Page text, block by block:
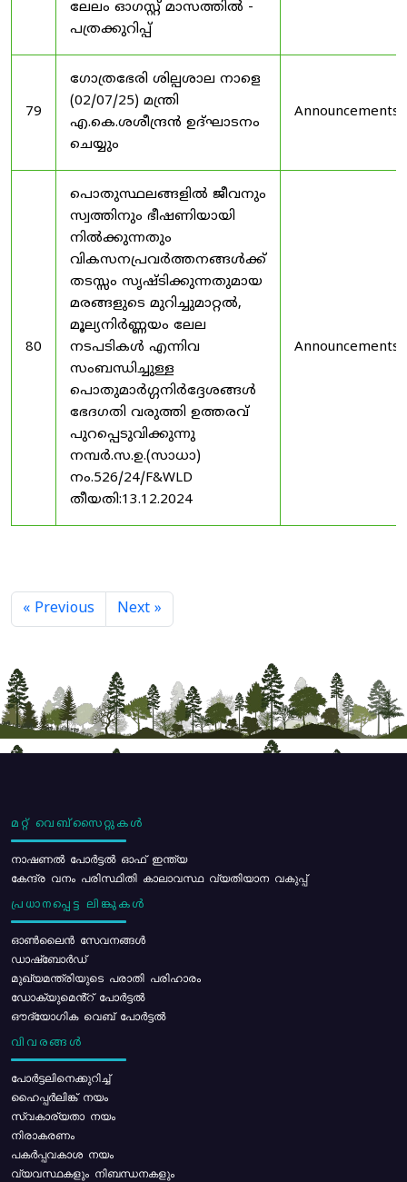
ലേലം ഓഗസ്റ്റ് മാസത്തിൽ -
പത്രക്കുറിപ്പ്
79
ഗോത്രഭേരി ശില്പശാല നാളെ
(02/07/25) മന്ത്രി
എ.കെ.ശശീന്ദ്രൻ ഉദ്‌ഘാടനം
ചെയ്യും
Announcements
80
പൊതുസ്ഥലങ്ങളിൽ ജീവനും
സ്വത്തിനും ഭീഷണിയായി
നിൽക്കുന്നതും
വികസനപ്രവർത്തനങ്ങൾക്ക്
തടസ്സം സൃഷ്ടിക്കുന്നതുമായ
മരങ്ങളുടെ മുറിച്ചുമാറ്റൽ,
മൂല്യനിർണ്ണയം ലേല
നടപടികൾ എന്നിവ
സംബന്ധിച്ചുള്ള
പൊതുമാർഗ്ഗനിർദ്ദേശങ്ങൾ
ഭേദഗതി വരുത്തി ഉത്തരവ്
പുറപ്പെടുവിക്കുന്നു
നമ്പർ.സ.ഉ.(സാധാ)
നം.526/24/F&WLD
തീയതി:13.12.2024
Announcements
« Previous Next »
മറ്റ് വെബ്സൈറ്റുകൾ
നാഷണൽ പോർട്ടൽ ഓഫ് ഇന്ത്യ
കേന്ദ്ര വനം പരിസ്ഥിതി കാലാവസ്ഥ വ്യതിയാന വകുപ്പ്
പ്രധാനപ്പെട്ട ലിങ്കുകൾ
ഓൺലൈൻ സേവനങ്ങൾ
ഡാഷ്ബോർഡ്
മുഖ്യമന്ത്രിയുടെ പരാതി പരിഹാരം
ഡോക്യുമെൻ്റ് പോർട്ടൽ
ഔദ്യോഗിക വെബ് പോർട്ടൽ
വിവരങ്ങൾ
പോര്‍ട്ടലിനെക്കുറിച്ച്
ഹൈപ്പർലിങ്ക് നയം
സ്വകാര്യതാ നയം
നിരാകരണം
പകർപ്പവകാശ നയം
വ്യവസ്ഥകളും നിബന്ധനകളും